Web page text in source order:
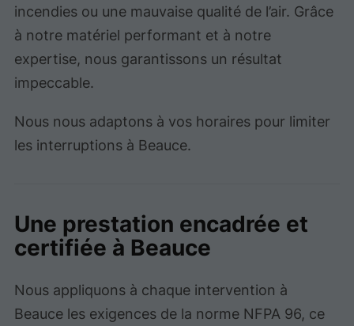
incendies ou une mauvaise qualité de l’air. Grâce
à notre matériel performant et à notre
expertise, nous garantissons un résultat
impeccable.
Nous nous adaptons à vos horaires pour limiter
les interruptions à Beauce.
Une prestation encadrée et
certifiée à Beauce
Nous appliquons à chaque intervention à
Beauce les exigences de la norme NFPA 96, ce